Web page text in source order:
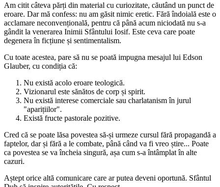
Am citit câteva părți din material cu curiozitate, căutând un punct de
eroare. Dar mă confess: nu am găsit nimic eretic. Fără îndoială este o
acclamare neconvențională, pentru că până acum niciodată nu s-a
gândit la venerarea Inimii Sfântului Iosif. Este ceva care poate
degenera în ficțiune și sentimentalism.
Cu toate acestea, pare să nu se poată impugna mesajul lui Edson
Glauber, cu condiția că:
Nu există acolo eroare teologică.
Vizionarul este sănătos de corp și spirit.
Nu există interese comerciale sau charlatanism în jurul
"aparițiilor".
Există fructe pastorale pozitive.
Cred că se poate lăsa povestea să-și urmeze cursul fără propagandă a
faptelor, dar și fără a le combate, până când va fi vreo știre... Poate
ca povestea se va încheia singură, așa cum s-a întâmplat în alte
cazuri.
Aștept orice altă comunicare care ar putea deveni oportună. Sfântul